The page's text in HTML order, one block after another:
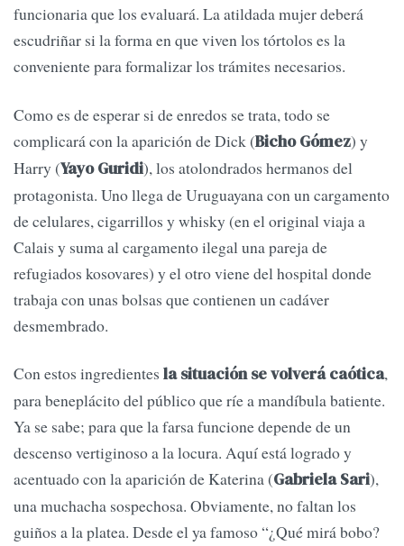
funcionaria que los evaluará. La atildada mujer deberá
escudriñar si la forma en que viven los tórtolos es la
conveniente para formalizar los trámites necesarios.
Como es de esperar si de enredos se trata, todo se
complicará con la aparición de Dick (Bicho Gómez) y
Harry (Yayo Guridi), los atolondrados hermanos del
protagonista. Uno llega de Uruguayana con un cargamento
de celulares, cigarrillos y whisky (en el original viaja a
Calais y suma al cargamento ilegal una pareja de
refugiados kosovares) y el otro viene del hospital donde
trabaja con unas bolsas que contienen un cadáver
desmembrado.
Con estos ingredientes la situación se volverá caótica,
para beneplácito del público que ríe a mandíbula batiente.
Ya se sabe; para que la farsa funcione depende de un
descenso vertiginoso a la locura. Aquí está logrado y
acentuado con la aparición de Katerina (Gabriela Sari),
una muchacha sospechosa. Obviamente, no faltan los
guiños a la platea. Desde el ya famoso “¿Qué mirá bobo?